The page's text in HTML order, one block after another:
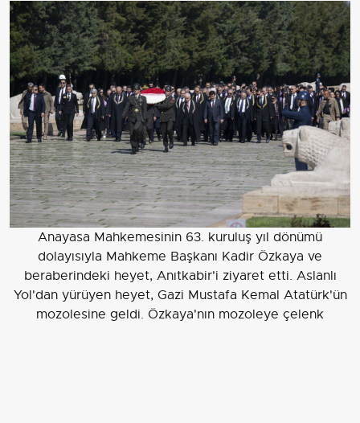
Anayasa Mahkemesinin 63. kuruluş yıl dönümü
dolayısıyla Mahkeme Başkanı Kadir Özkaya ve
beraberindeki heyet, Anıtkabir'i ziyaret etti. Aslanlı
Yol'dan yürüyen heyet, Gazi Mustafa Kemal Atatürk'ün
mozolesine geldi. Özkaya'nın mozoleye çelenk